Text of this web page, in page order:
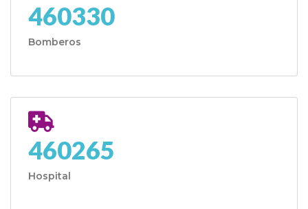
460330
Bomberos
460265
Hospital